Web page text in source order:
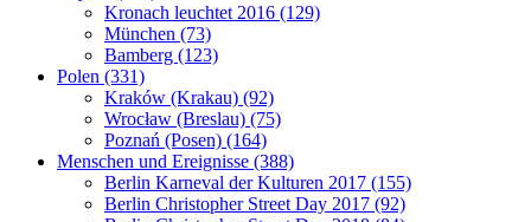
Kronach leuchtet 2016 (129)
München (73)
Bamberg (123)
Polen (331)
Kraków (Krakau) (92)
Wrocław (Breslau) (75)
Poznań (Posen) (164)
Menschen und Ereignisse (388)
Berlin Karneval der Kulturen 2017 (155)
Berlin Christopher Street Day 2017 (92)